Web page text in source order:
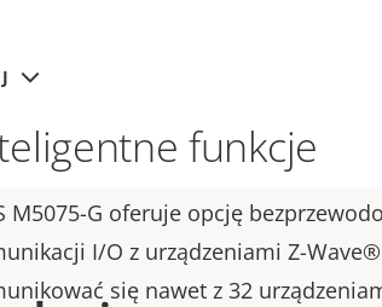
funkcje
M5075-G oferuje opcję
I/O z urządzeniami Z-
się nawet z 32